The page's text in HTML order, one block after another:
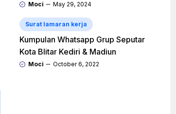
Moci May 29, 2024
Surat lamaran kerja
Kumpulan Whatsapp Grup Seputar
Kota Blitar Kediri & Madiun
Moci October 6, 2022